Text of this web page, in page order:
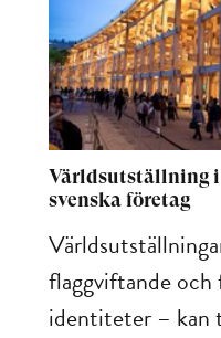
Världsutställning i
svenska företag
flaggviftande och
identiteter – kan